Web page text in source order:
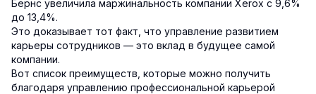
Бернс увеличила маржинальность компании Xerox с 9,6%
до 13,4%.
Это доказывает тот факт, что управление развитием
карьеры сотрудников — это вклад в будущее самой
компании.
Вот список преимуществ, которые можно получить
благодаря управлению профессиональной карьерой